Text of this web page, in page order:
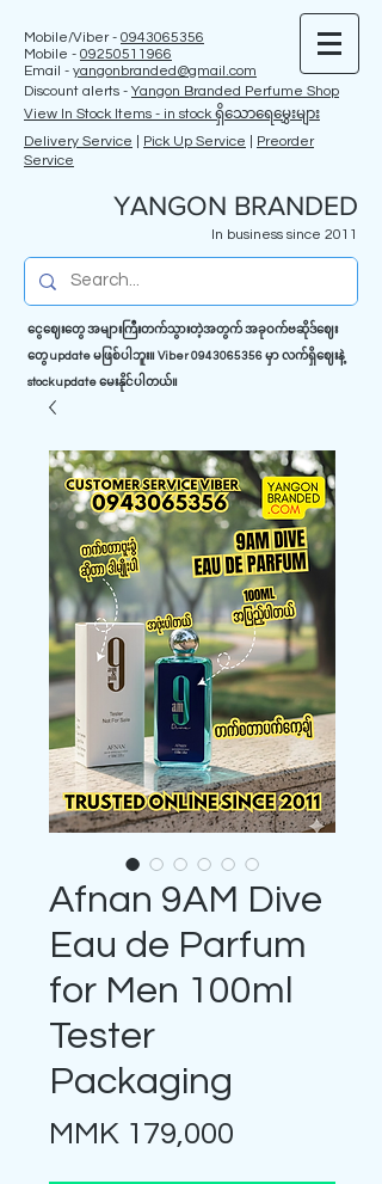
Mobile/Viber - 0943065356
Mobile - 09250511966
Email - yangonbranded@gmail.com
Discount alerts - Yangon Branded Perfume Shop
View In Stock Items - in stock ရှိသောရေမွှေးများ
Delivery Service
Pick Up Service
Preorder
Service
YANGON BRANDED
In business since 2011
ငွေဈေးတွေ အများကြီးတက်သွားတဲ့အတွက် အခုဝက်ဗဆိုဒ်ဈေး
တွေ update မဖြစ်ပါဘူး။ Viber0943065356 မှာ လက်ရှိဈေးနဲ့
stock update မေးနိုင်ပါတယ်။
Afnan 9AM Dive
Eau de Parfum
for Men 100ml
Tester
Packaging
MMK 179,000